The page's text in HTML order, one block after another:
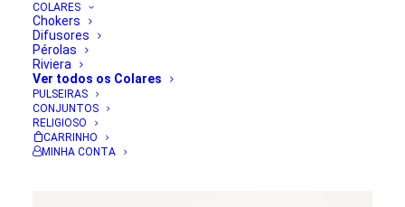
COLARES
Chokers
Difusores
Pérolas
Riviera
Ver todos os Colares
PULSEIRAS
CONJUNTOS
RELIGIOSO
CARRINHO
MINHA CONTA